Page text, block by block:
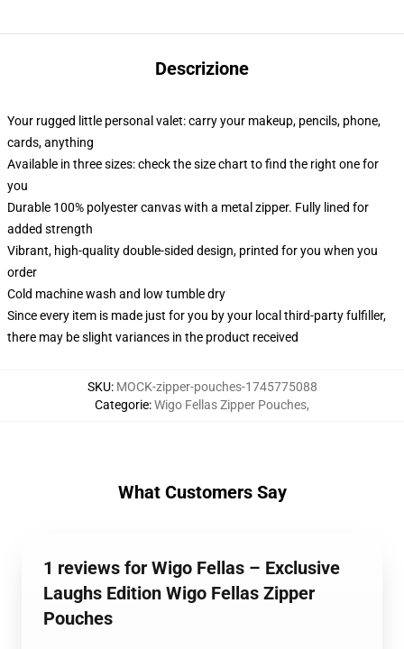
Descrizione
Your rugged little personal valet: carry your makeup, pencils, phone,
cards, anything
Available in three sizes: check the size chart to find the right one for
you
Durable 100% polyester canvas with a metal zipper. Fully lined for
added strength
Vibrant, high-quality double-sided design, printed for you when you
order
Cold machine wash and low tumble dry
Since every item is made just for you by your local third-party fulfiller,
there may be slight variances in the product received
SKU: MOCK-zipper-pouches-1745775088
Categorie:Wigo Fellas Zipper Pouches,
What Customers Say
1 reviews for Wigo Fellas – Exclusive
Laughs Edition Wigo Fellas Zipper
Pouches